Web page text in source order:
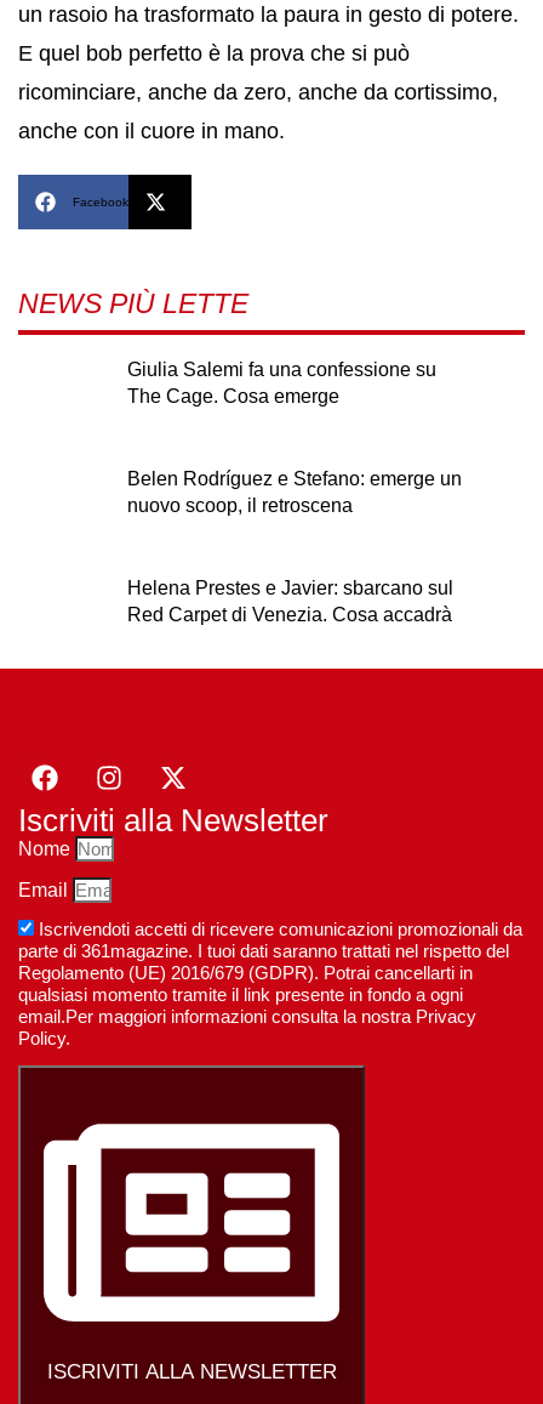
un rasoio ha trasformato la paura in gesto di potere.
E quel bob perfetto è la prova che si può
ricominciare, anche da zero, anche da cortissimo,
anche con il cuore in mano.
Facebook
NEWS PIÙ LETTE
Giulia Salemi fa una confessione su
The Cage. Cosa emerge
Belen Rodríguez e Stefano: emerge un
nuovo scoop, il retroscena
Helena Prestes e Javier: sbarcano sul
Red Carpet di Venezia. Cosa accadrà
Iscriviti alla Newsletter
Nome
Email
Iscrivendoti accetti di ricevere comunicazioni promozionali da
parte di 361magazine. I tuoi dati saranno trattati nel rispetto del
Regolamento (UE) 2016/679 (GDPR). Potrai cancellarti in
qualsiasi momento tramite il link presente in fondo a ogni
email.Per maggiori informazioni consulta la nostra Privacy
Policy.
ISCRIVITI ALLA NEWSLETTER